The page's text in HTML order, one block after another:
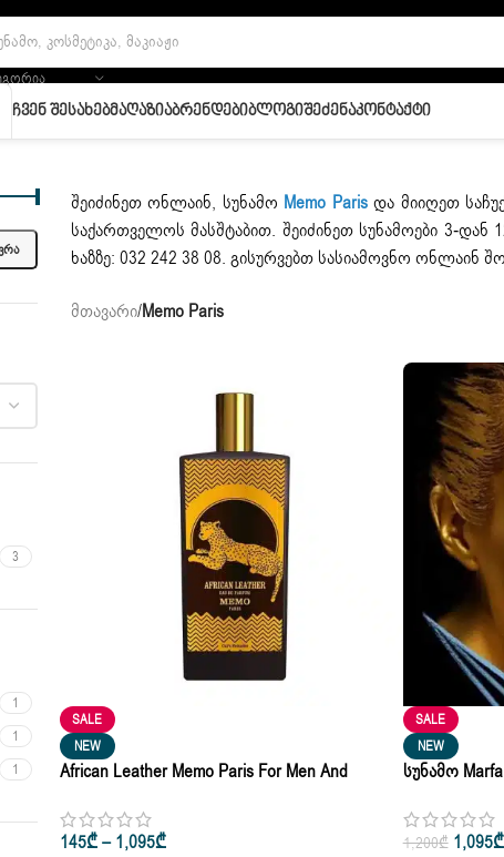
Ჩვენ ᲨესახებᲛაღაზიაᲑრენდებიᲑლოგიᲨეძენაᲙონტაქტი
3
1
1
1
შეიძინეთ ონლაინ, სუნამო Memo Parisდა მიიღეთ
საქართველოს მასშტაბით. შეიძინეთ სუნამოები 3-
ხაზზე: 032 242 38 08. გისურვებთ სასიამოვნო ონლაინ
მთავარი/Memo Paris
SALE
NEW
African Leather Memo Paris For Men And
145₾– 1,095₾
SALE
NEW
Სუნამო
1,200₾ 1,095₾